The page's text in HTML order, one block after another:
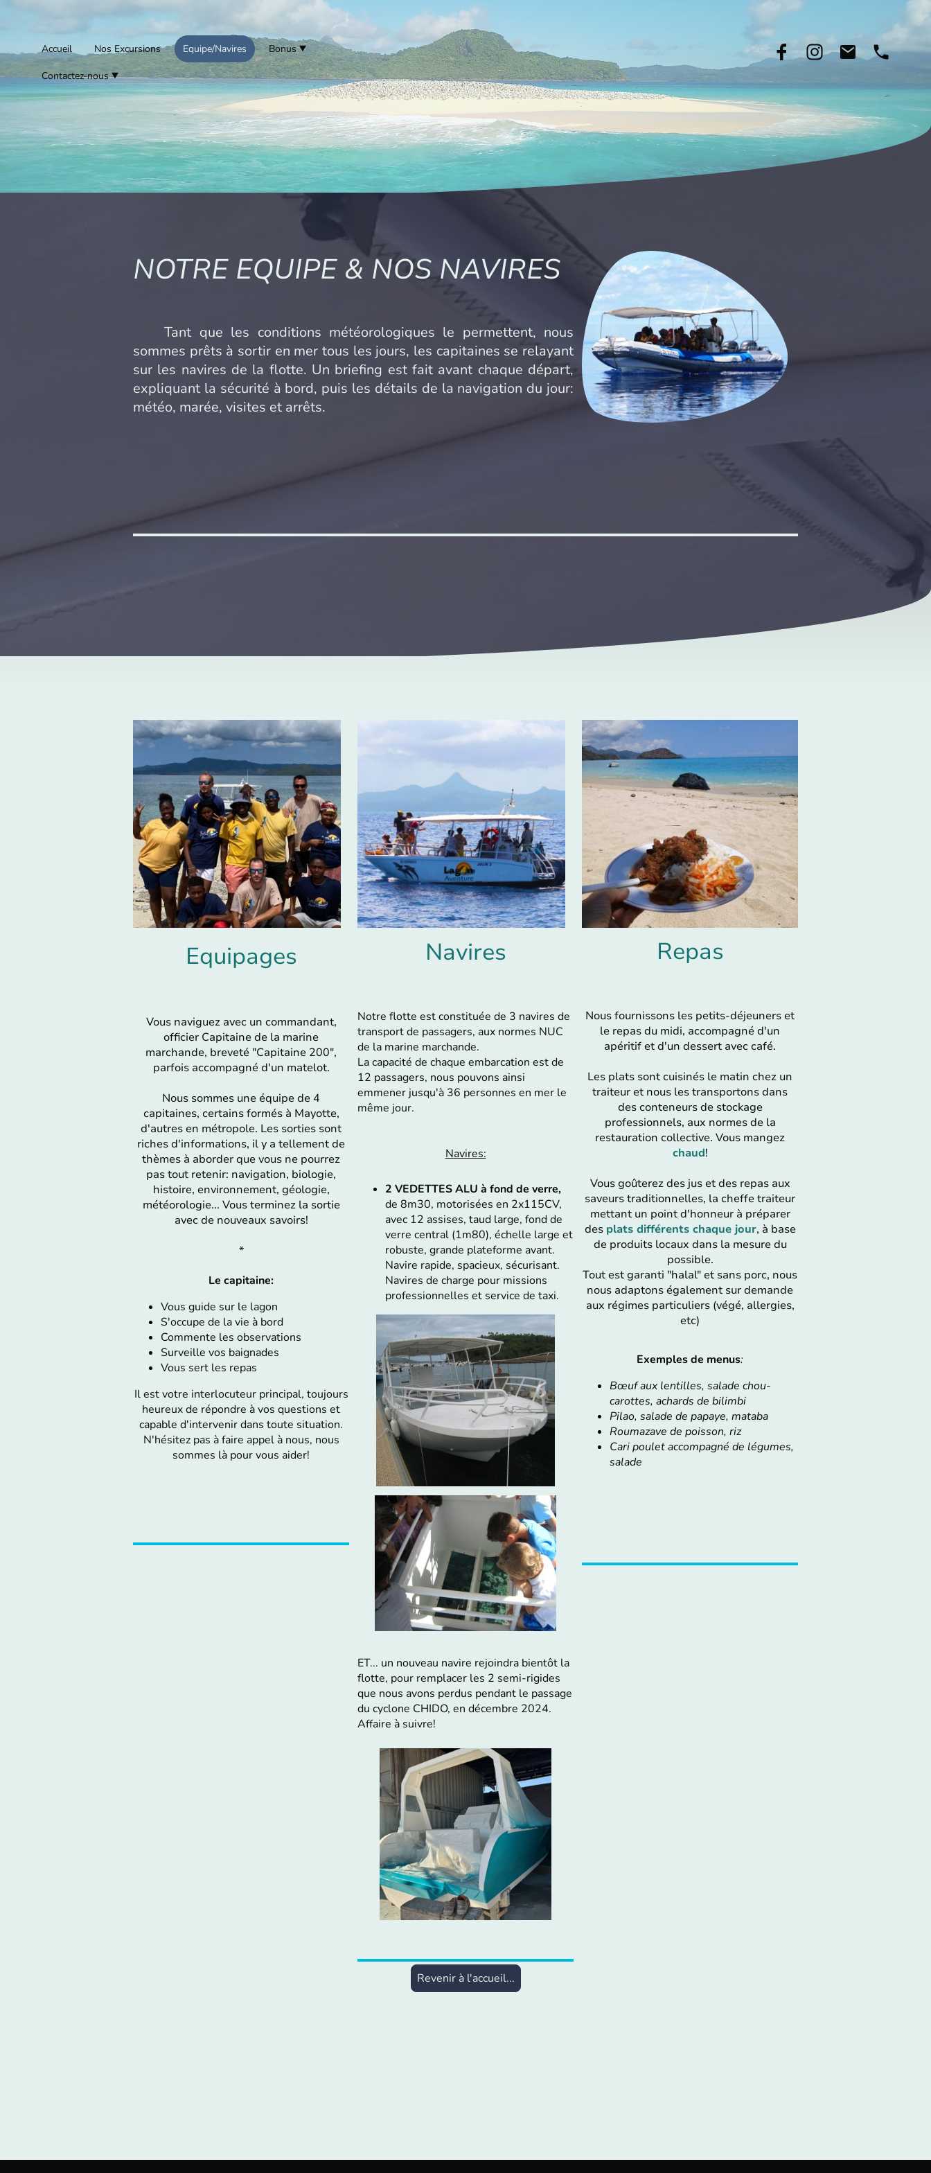
Accueil Nos Excursions Equipe/Navires Bonus
Contactez-nous
NOTRE EQUIPE & NOS NAVIRES
Tant que les conditions météorologiques le permettent, nous
sommes prêts à sortir en mer tous les jours, les capitaines se relayant
sur les navires de la flotte. Un briefing est fait avant chaque départ,
expliquant la sécurité à bord, puis les détails de la navigation du jour:
météo, marée, visites et arrêts.
Equipages
Vous naviguez avec un commandant,
officier Capitaine de la marine
marchande, breveté "Capitaine 200",
parfois accompagné d'un matelot.
Nous sommes une équipe de 4
capitaines, certains formés à Mayotte,
d'autres en métropole. Les sorties sont
riches d'informations, il y a tellement de
thèmes à aborder que vous ne pourrez
pas tout retenir: navigation, biologie,
histoire, environnement, géologie,
météorologie... Vous terminez la sortie
avec de nouveaux savoirs!
*
Le capitaine:
Vous guide sur le lagon
S'occupe de la vie à bord
Commente les observations
Surveille vos baignades
Vous sert les repas
Il est votre interlocuteur principal, toujours
heureux de répondre à vos questions et
capable d'intervenir dans toute situation.
N'hésitez pas à faire appel à nous, nous
sommes là pour vous aider!
Navires
Notre flotte est constituée de 3 navires de
transport de passagers, aux normes NUC
de la marine marchande.
La capacité de chaque embarcation est de
12 passagers, nous pouvons ainsi
emmener jusqu'à 36 personnes en mer le
même jour.
Navires:
2 VEDETTES ALU à fond de verre,
de 8m30, motorisées en 2x115CV,
avec 12 assises, taud large, fond de
verre central (1m80), échelle large et
robuste, grande plateforme avant.
Navire rapide, spacieux, sécurisant.
Navires de charge pour missions
professionnelles et service de taxi.
Repas
Nous fournissons les petits-déjeuners et
le repas du midi, accompagné d'un
apéritif et d'un dessert avec café.
Les plats sont cuisinés le matin chez un
traiteur et nous les transportons dans
des conteneurs de stockage
professionnels, aux normes de la
restauration collective. Vous mangez
chaud!
Vous goûterez des jus et des repas aux
saveurs traditionnelles, la cheffe traiteur
mettant un point d'honneur à préparer
des plats différents chaque jour, à base
de produits locaux dans la mesure du
possible.
Tout est garanti "halal" et sans porc, nous
nous adaptons également sur demande
aux régimes particuliers (végé, allergies,
etc)
Exemples de menus:
Bœuf aux lentilles, salade chou-
carottes, achards de bilimbi
Pilao, salade de papaye, mataba
Roumazave de poisson, riz
Cari poulet accompagné de légumes,
salade
Revenir à l'accueil...
ET... un nouveau navire rejoindra bientôt la
flotte, pour remplacer les 2 semi-rigides
que nous avons perdus pendant le passage
du cyclone CHIDO, en décembre 2024.
Affaire à suivre!